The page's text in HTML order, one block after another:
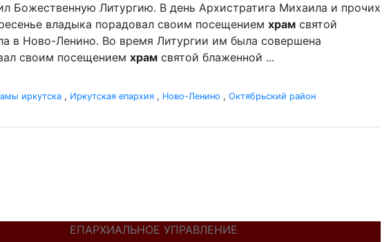
Божественную Литургию. В день Архистратига Михаила и прочих
владыка порадовал своим посещением храм святой
в Ново-Ленино. Во время Литургии им была совершена
своим посещением храм святой блаженной ...
иркутска , Иркутская епархия , Ново-Ленино , Октябрьский район
ЕПАРХИАЛЬНОЕ УПРАВЛЕНИЕ